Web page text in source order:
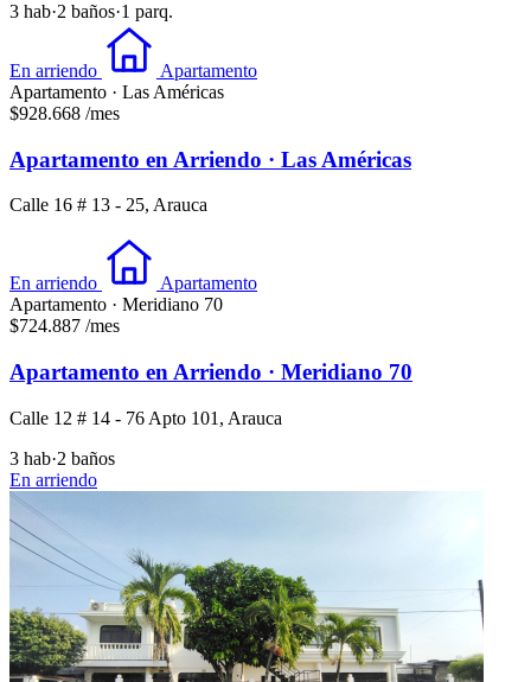
3 hab·2 baños·1 parq.
En arriendo
Apartamento
Apartamento · Las Américas
$928.668 /mes
Apartamento en Arriendo · Las Américas
Calle 16 # 13 - 25, Arauca
En arriendo
Apartamento
Apartamento · Meridiano 70
$724.887 /mes
Apartamento en Arriendo · Meridiano 70
Calle 12 # 14 - 76 Apto 101, Arauca
3 hab·2 baños
En arriendo